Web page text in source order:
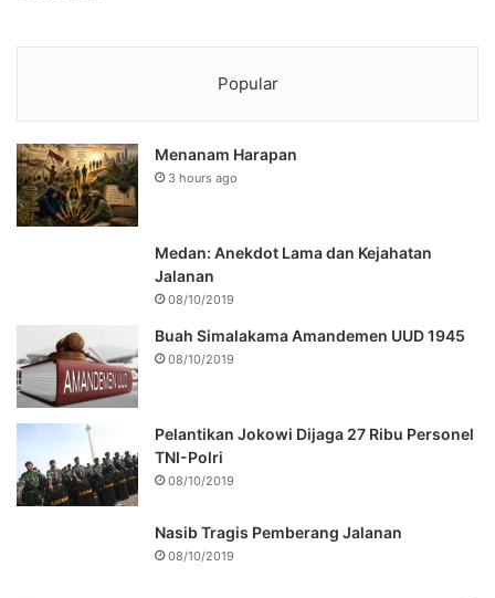
Popular
Menanam Harapan
3 hours ago
Medan: Anekdot Lama dan Kejahatan
Jalanan
08/10/2019
Buah Simalakama Amandemen UUD 1945
08/10/2019
Pelantikan Jokowi Dijaga 27 Ribu Personel
TNI-Polri
08/10/2019
Nasib Tragis Pemberang Jalanan
08/10/2019